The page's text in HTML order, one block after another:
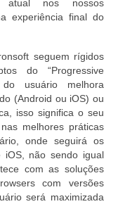
nos nossos
experiência final do
seguem rígidos
do “Progressive
usuário melhora
(Android ou iOS) ou
isso significa o seu
melhores práticas
onde seguirá os
iOS, não sendo igual
com as soluções
com versões
será maximizada